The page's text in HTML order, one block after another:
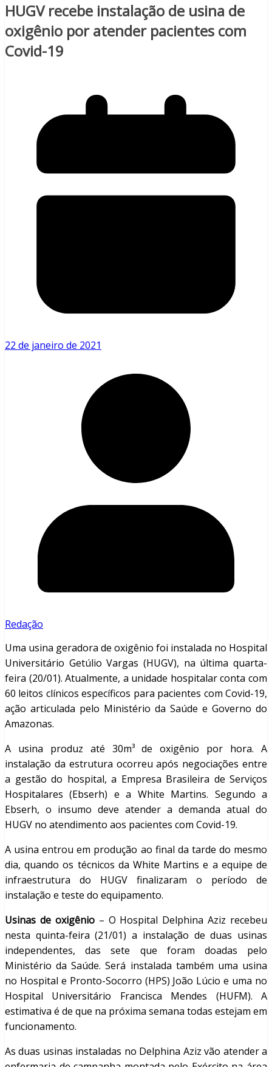
HUGV recebe instalação de usina de
oxigênio por atender pacientes com
Covid-19
22 de janeiro de 2021
Redação
Uma usina geradora de oxigênio foi instalada no Hospital
Universitário Getúlio Vargas (HUGV), na última quarta-
feira (20/01). Atualmente, a unidade hospitalar conta com
60 leitos clínicos específicos para pacientes com Covid-19,
ação articulada pelo Ministério da Saúde e Governo do
Amazonas.
A usina produz até 30m³ de oxigênio por hora. A
instalação da estrutura ocorreu após negociações entre
a gestão do hospital, a Empresa Brasileira de Serviços
Hospitalares (Ebserh) e a White Martins. Segundo a
Ebserh, o insumo deve atender a demanda atual do
HUGV no atendimento aos pacientes com Covid-19.
A usina entrou em produção ao final da tarde do mesmo
dia, quando os técnicos da White Martins e a equipe de
infraestrutura do HUGV finalizaram o período de
instalação e teste do equipamento.
Usinas de oxigênio– O Hospital Delphina Aziz recebeu
nesta quinta-feira (21/01) a instalação de duas usinas
independentes, das sete que foram doadas pelo
Ministério da Saúde. Será instalada também uma usina
no Hospital e Pronto-Socorro (HPS) João Lúcio e uma no
Hospital Universitário Francisca Mendes (HUFM). A
estimativa é de que na próxima semana todas estejam em
funcionamento.
As duas usinas instaladas no Delphina Aziz vão atender a